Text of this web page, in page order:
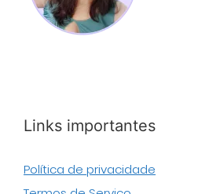
Links importantes
Política de privacidade